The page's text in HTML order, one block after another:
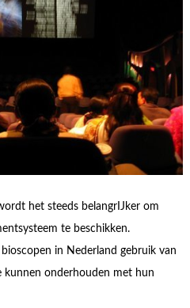
het steeds belangrIJker om
te beschikken.
bioscopen in Nederland gebruik van
kunnen onderhouden met hun